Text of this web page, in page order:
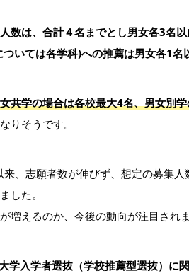
数は、合計４名までとし男女各3名以
いては各学科)への推薦は男女各1名
共学の場合は各校最大4名、男女別
りそうです。
、志願者数が伸びず、想定の募集人
した。
増えるのか、今後の動向が注目されま
学入学者選抜（学校推薦型選抜）に